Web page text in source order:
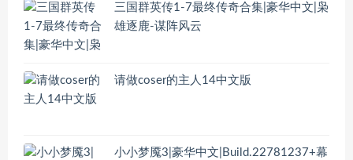
三国群英传1-7最终传奇合集|豪华中文|枭
雄逐鹿-谋阵风云
请做coser的主人14中文版
小小梦魇3|豪华中文|Build.22781237+幕